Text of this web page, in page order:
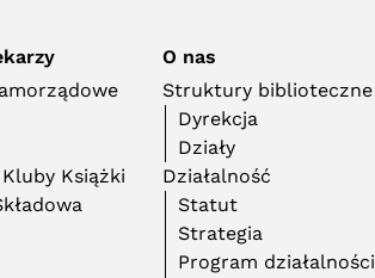
Książki
O nas
Struktury biblioteczne
Dyrekcja
Działy
Działalność
Statut
Strategia
Program działalności